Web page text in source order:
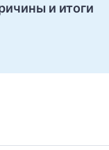
и итоги